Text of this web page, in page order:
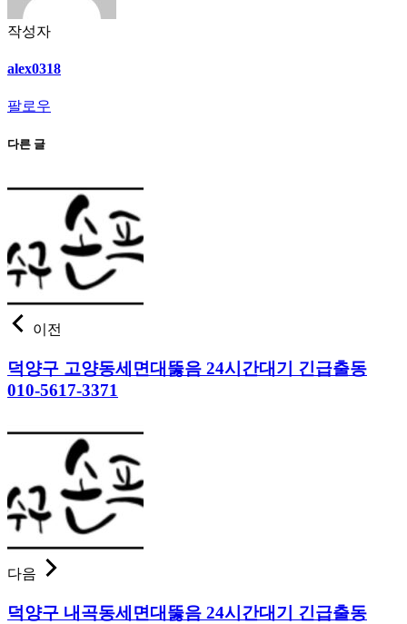
작성자
alex0318
팔로우
다른 글
이전
덕양구 고양동세면대뚫음 24시간대기 긴급출동
010-5617-3371
다음
덕양구 내곡동세면대뚫음 24시간대기 긴급출동